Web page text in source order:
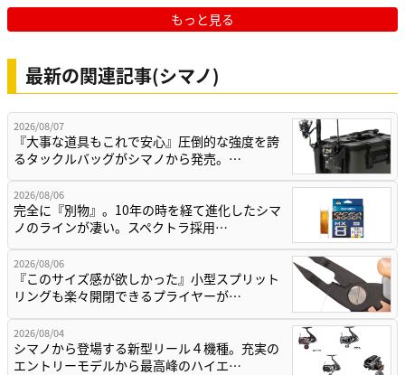
もっと見る
最新の関連記事(シマノ)
2026/08/07
『大事な道具もこれで安心』圧倒的な強度を誇
るタックルバッグがシマノから発売。…
2026/08/06
完全に『別物』。10年の時を経て進化したシマ
ノのラインが凄い。スペクトラ採用…
2026/08/06
『このサイズ感が欲しかった』小型スプリット
リングも楽々開閉できるプライヤーが…
2026/08/04
シマノから登場する新型リール４機種。充実の
エントリーモデルから最高峰のハイエ…